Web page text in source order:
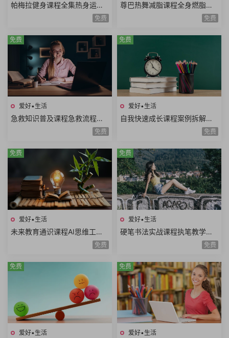
帕梅拉健身课程全集热身运动
全身训练腹部训练臀腿训练舞
免费
尊巴热舞减脂课程全身燃脂美
胸塑型缩腰平腹提臀塑腿Zumb
免费
爱好•生活
急救知识普及课程急救流程心
肺复苏哮喘发作止血包扎急性
免费
免费
爱好•生活
自我快速成长课程案例拆解职
场学习生活场景高效成长方法
免费
免费
爱好•生活
未来教育通识课程AI思维工程
思维系统思维美学思维熵增思
维哲学思维概率思维51课时
免费
免费
爱好•生活
硬笔书法实战课程执笔教学基
本笔画偏旁部首间架结构例字
免费
免费
爱好•生活
免费
爱好•生活
免费